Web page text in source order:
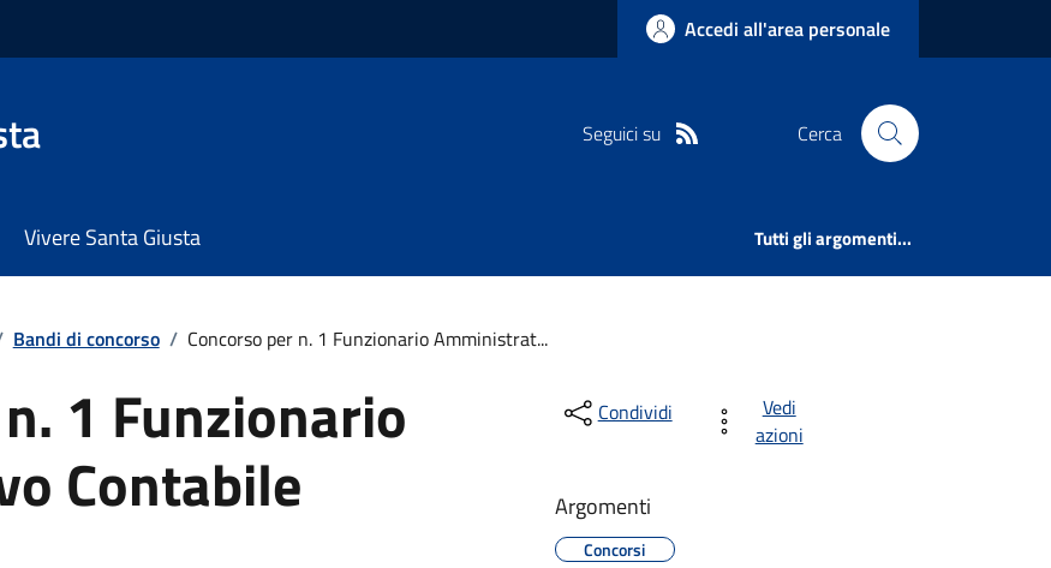
Accedi all'area personale
Seguici su Cerca
Vivere Santa Giusta Tutti gli argomenti...
Bandi di concorso / Concorso per n. 1 Funzionario Amministrat...
1 Funzionario
Contabile
Condividi
Vedi
azioni
Argomenti
Concorsi